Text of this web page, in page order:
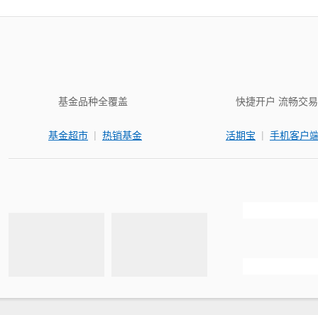
基金品种全覆盖
基金超市 | 热销基金
快捷开户 流畅交易
活期宝 | 手机客户